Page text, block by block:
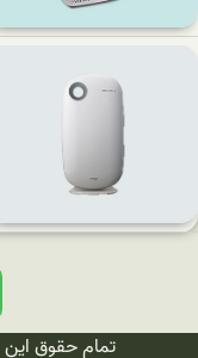
تمام حقوق